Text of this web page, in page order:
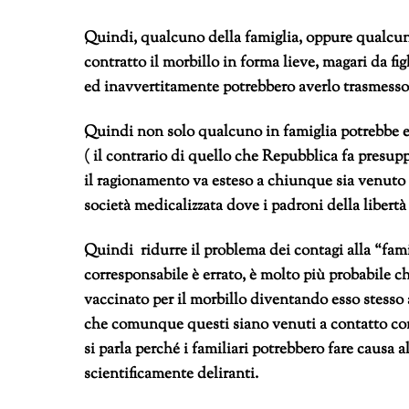
Quindi, qualcuno della famiglia, oppure
contratto il morbillo in forma lieve, magari da
ed inavvertitamente potrebbero averlo
Quindi non solo qualcuno in famiglia potrebbe
( il contrario di quello che Repubblica fa
il ragionamento va esteso a chiunque sia
società medicalizzata dove i padroni della
Quindi ridurre il problema dei contagi alla
corresponsabile è errato, è molto più probabile
vaccinato per il morbillo diventando esso
che comunque questi siano venuti a contatto
si parla perché i familiari potrebbero fare causa
scientificamente deliranti.